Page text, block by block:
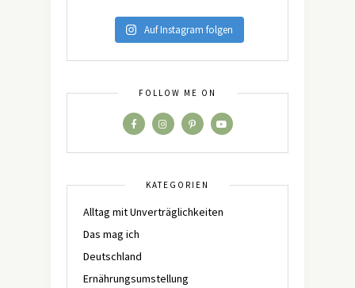
Auf Instagram folgen
FOLLOW ME ON
KATEGORIEN
Alltag mit Unverträglichkeiten
Das mag ich
Deutschland
Ernährungsumstellung